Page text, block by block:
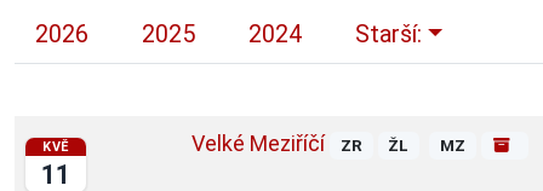
2026 2025 2024 Starší:
KVĚ
11
Velké Meziříčí ZR ŽL MZ